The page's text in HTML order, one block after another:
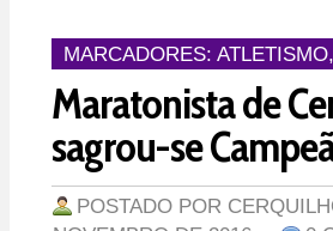
MARCADORES: ATLETISMO,
Maratonista de
sagrou-se
POSTADO POR